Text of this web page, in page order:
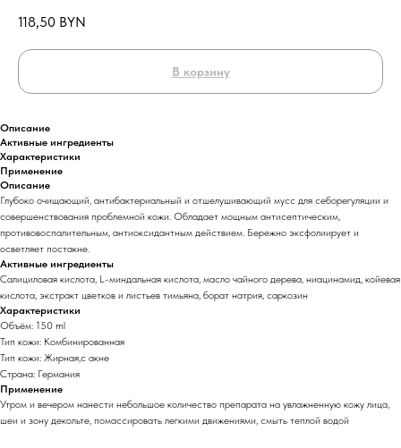
118,50 BYN
В корзину
Описание
Активные ингредиенты
Характеристики
Применение
Описание
Глубоко очищающий, антибактериальный и отшелушивающий мусс для себорегуляции и
совершенствования проблемной кожи. Обладает мощным антисептическим,
противовоспалительным, антиоксидантным действием. Бережно эксфолиирует и
осветляет постакне.
Активные ингредиенты
Салициловая кислота, L-миндальная кислота, масло чайного дерева, ниацинамид, койевая
кислота, экстракт цветков и листьев тимьяна, борат натрия, саркозин
Характеристики
Объём: 150 ml
Тип кожи: Комбинированная
Тип кожи: Жирная,с акне
Страна: Германия
Применение
Утром и вечером нанести небольшое количество препарата на увлажненную кожу лица,
шеи и зону декольте, помассировать легкими движениями, смыть теплой водой